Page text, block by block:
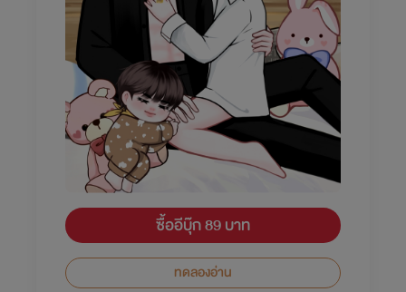
ซื้ออีบุ๊ก 89 บาท
ทดลองอ่าน